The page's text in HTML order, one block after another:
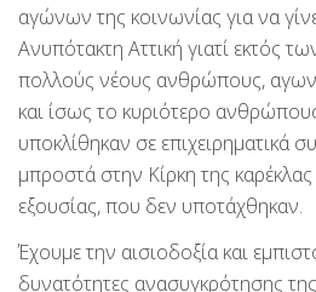
αγώνων της κοινωνίας για να
Ανυπότακτη Αττική γιατί εκτός
πολλούς νέους ανθρώπους,
και ίσως το κυριότερο
υποκλίθηκαν σε επιχειρηματικά
μπροστά στην Κίρκη της
εξουσίας, που δεν υποτάχθηκαν.
Έχουμε την αισιοδοξία και
δυνατότητες ανασυγκρότησης